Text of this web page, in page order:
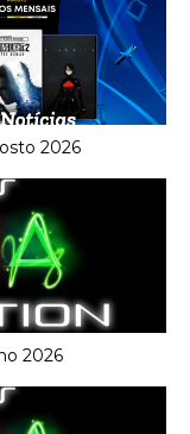
2026
2026